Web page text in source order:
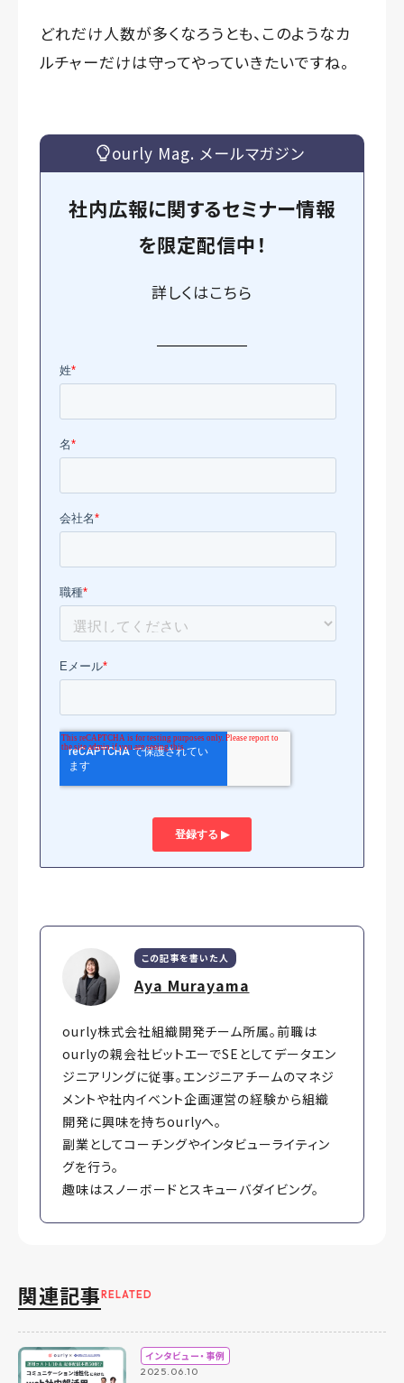
どれだけ人数が多くなろうとも、このようなカ
ルチャーだけは守ってやっていきたいですね。
ourly Mag. メールマガジン
社内広報に関するセミナー情報
を限定配信中！
詳しくはこちら
この記事を書いた人
Aya Murayama
ourly株式会社組織開発チーム所属。前職は
ourlyの親会社ビットエーでSEとしてデータエン
ジニアリングに従事。エンジニアチームのマネジ
メントや社内イベント企画運営の経験から組織
開発に興味を持ちourlyへ。
副業としてコーチングやインタビューライティン
グを行う。
趣味はスノーボードとスキューバダイビング。
関連記事 RELATED
インタビュー・事例
2025.06.10